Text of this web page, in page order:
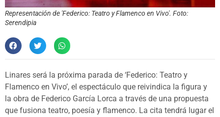
Representación de 'Federico: Teatro y Flamenco en Vivo'. Foto:
Serendipia
Linares será la próxima parada de ‘Federico: Teatro y
Flamenco en Vivo’, el espectáculo que reivindica la figura y
la obra de Federico García Lorca a través de una propuesta
que fusiona teatro, poesía y flamenco. La cita tendrá lugar el